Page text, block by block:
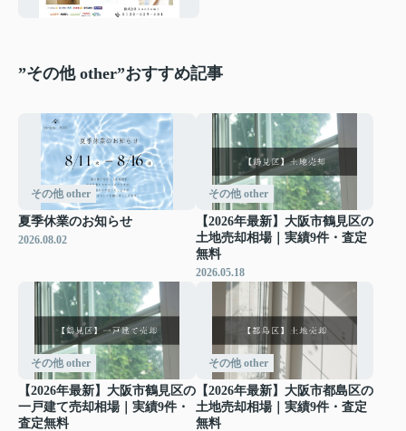
”その他 other”おすすめ記事
その他 other
夏季休業のお知らせ
2026.08.02
その他 other
【2026年最新】大阪市鶴見区の
土地売却相場｜実績9件・査定
無料
2026.05.18
その他 other
【2026年最新】大阪市鶴見区の
一戸建て売却相場｜実績9件・
査定無料
その他 other
【2026年最新】大阪市都島区の
土地売却相場｜実績9件・査定
無料